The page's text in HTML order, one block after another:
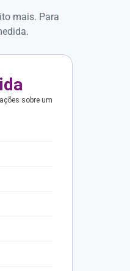
mais. Para
sobre um